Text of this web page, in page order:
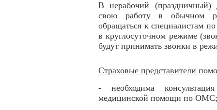
В нерабочий (праздничный)
свою работу в обычном
обращаться к специалистам
в круглосуточном режиме
будут принимать звонки в
Страховые представители
- необходима
медицинской помощи по ОМС;